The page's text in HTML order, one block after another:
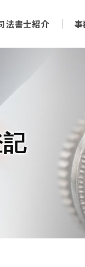
法書士紹介 事